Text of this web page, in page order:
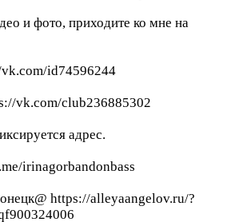
и фото, приходите ко мне на
id74596244
vk.com/club236885302
адрес.
irinagorbandonbass
https://alleyaangelov.ru/?